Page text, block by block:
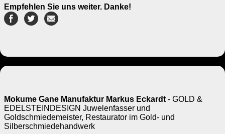
Empfehlen Sie uns weiter. Danke!
Mokume Gane Manufaktur Markus Eckardt - GOLD &
EDELSTEINDESIGN Juwelenfasser und
Goldschmiedemeister, Restaurator im Gold- und
Silberschmiedehandwerk